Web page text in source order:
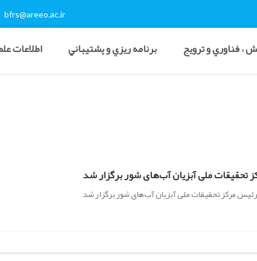
bfrs@areeo.ac.ir
، فناوري و ترويج برنامه ريزي و پشتيباني اطلاعات
ملی آبزیان آب‌های شور برگزار شد